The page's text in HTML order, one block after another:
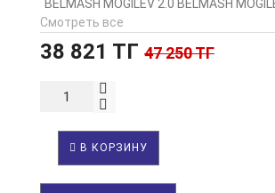
BELMASH MOGILEV 2.0 BELMASH
Cмотреть все
38 821 ТГ 47 250 ТГ
В КОРЗИНУ